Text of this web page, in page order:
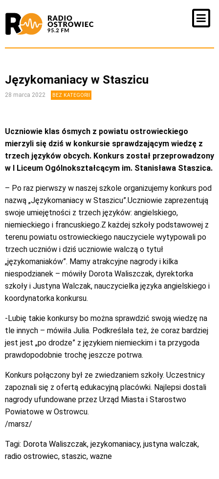
Językomaniacy w Staszicu
28 marca 2022 BEZ KATEGORII
Uczniowie klas ósmych z powiatu ostrowieckiego
mierzyli się dziś w konkursie sprawdzającym wiedzę z
trzech języków obcych. Konkurs został przeprowadzony
w I Liceum Ogólnokształcącym im. Stanisława Staszica.
– Po raz pierwszy w naszej szkole organizujemy konkurs pod
nazwą „Językomaniacy w Staszicu”.Uczniowie zaprezentują
swoje umiejętności z trzech języków: angielskiego,
niemieckiego i francuskiego.Z każdej szkoły podstawowej z
terenu powiatu ostrowieckiego nauczyciele wytypowali po
trzech uczniów i dziś uczniowie walczą o tytuł
„językomaniaków”. Mamy atrakcyjne nagrody i kilka
niespodzianek – mówiły Dorota Waliszczak, dyrektorka
szkoły i Justyna Walczak, nauczycielka języka angielskiego i
koordynatorka konkursu.
-Lubię takie konkursy bo można sprawdzić swoją wiedzę na
tle innych – mówiła Julia. Podkreślała też, że coraz bardziej
jest jest „po drodze” z językiem niemieckim i ta przygoda
prawdopodobnie trochę jeszcze potrwa.
Konkurs połączony był ze zwiedzaniem szkoły. Uczestnicy
zapoznali się z ofertą edukacyjną placówki. Najlepsi dostali
nagrody ufundowane przez Urząd Miasta i Starostwo
Powiatowe w Ostrowcu.
/marsz/
Tagi: Dorota Waliszczak, jezykomaniacy, justyna walczak,
radio ostrowiec, staszic, wazne